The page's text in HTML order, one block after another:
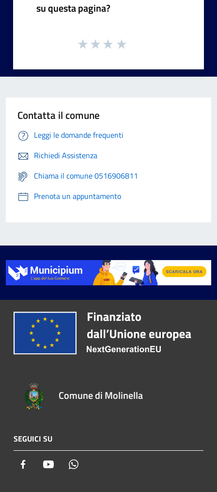
su questa pagina?
Contatta il comune
Leggi le domande frequenti
Richiedi Assistenza
Chiama il comune 0516906811
Prenota un appuntamento
Comune di Molinella
SEGUICI SU
Facebook Youtube